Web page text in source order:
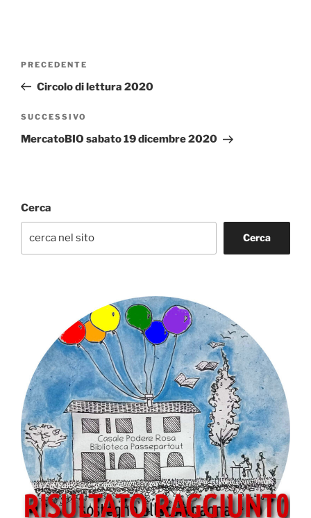
Navigazione
Articolo
precedente:
PRECEDENTE
Circolo di lettura 2020
Articolo
successivo
SUCCESSIVO
MercatoBIO sabato 19 dicembre 2020
Cerca
Cerca